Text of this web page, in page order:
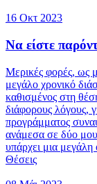
16 Οκτ 2023
Να είστε
Μερικές φορές, ως
μεγάλο χρονικό
καθισμένος στη
διάφορους λόγους,
προγράμματος
ανάμεσα σε δύο
υπάρχει μια μεγάλη
Θέσεις